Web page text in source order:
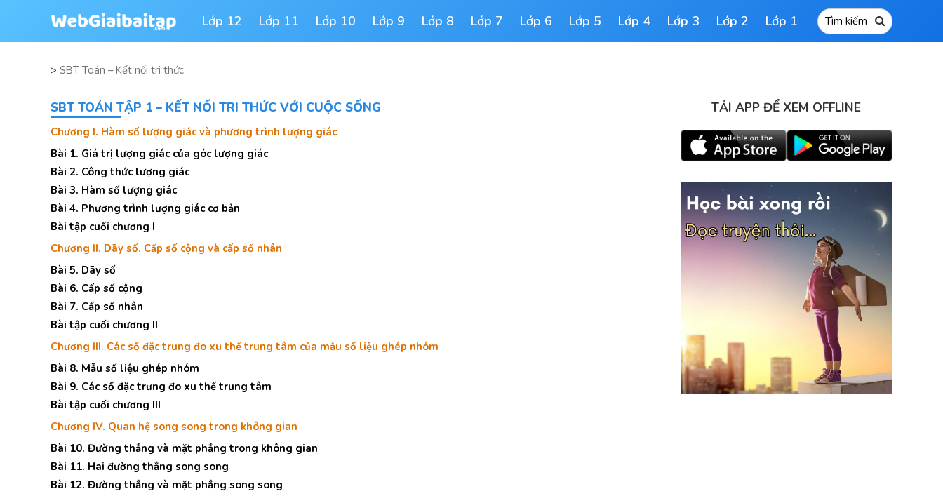
Lớp 12 Lớp 11 Lớp 10 Lớp 9 Lớp 8 Lớp 7 Lớp 6 Lớp 5 Lớp 4 Lớp 3 Lớp 2 Lớp 1
> SBT Toán – Kết nối tri thức
SBT TOÁN TẬP 1 – KẾT NỐI TRI THỨC VỚI CUỘC SỐNG
Chương I. Hàm số lượng giác và phương trình lượng giác
Bài 1. Giá trị lượng giác của góc lượng giác
Bài 2. Công thức lượng giác
Bài 3. Hàm số lượng giác
Bài 4. Phương trình lượng giác cơ bản
Bài tập cuối chương I
Chương II. Dãy số. Cấp số cộng và cấp số nhân
Bài 5. Dãy số
Bài 6. Cấp số cộng
Bài 7. Cấp số nhân
Bài tập cuối chương II
Chương III. Các số đặc trung đo xu thế trung tâm của mẫu số liệu ghép nhóm
Bài 8. Mẫu số liệu ghép nhóm
Bài 9. Các số đặc trưng đo xu thế trung tâm
Bài tập cuối chương III
Chương IV. Quan hệ song song trong không gian
Bài 10. Đường thẳng và mặt phẳng trong không gian
Bài 11. Hai đường thẳng song song
Bài 12. Đường thẳng và mặt phẳng song song
TẢI APP ĐỂ XEM OFFLINE